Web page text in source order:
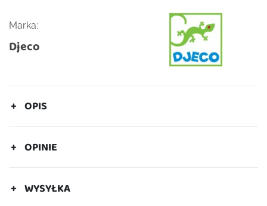
Marka:
Djeco
OPIS
OPINIE
WYSYŁKA